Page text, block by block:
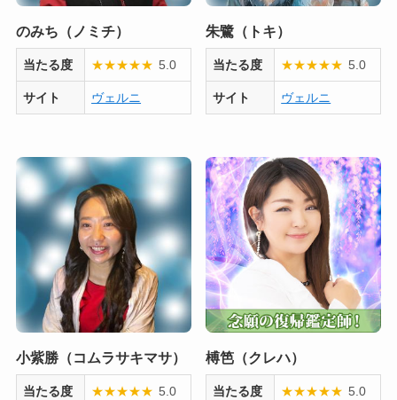
のみち（ノミチ）
当たる度 ★★★★★ 5.0
サイト ヴェルニ
朱鷺（トキ）
当たる度 ★★★★★ 5.0
サイト ヴェルニ
小紫勝（コムラサキマサ）
当たる度 ★★★★★ 5.0
榑笆（クレハ）
当たる度 ★★★★★ 5.0